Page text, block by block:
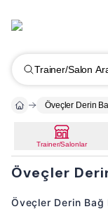
Trainer/Salon
Öveçler Derin
Trainer/Salonlar
Öveçler
Öveçler Derin Bağ